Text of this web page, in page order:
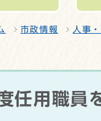
市政情報 人事
任用職員